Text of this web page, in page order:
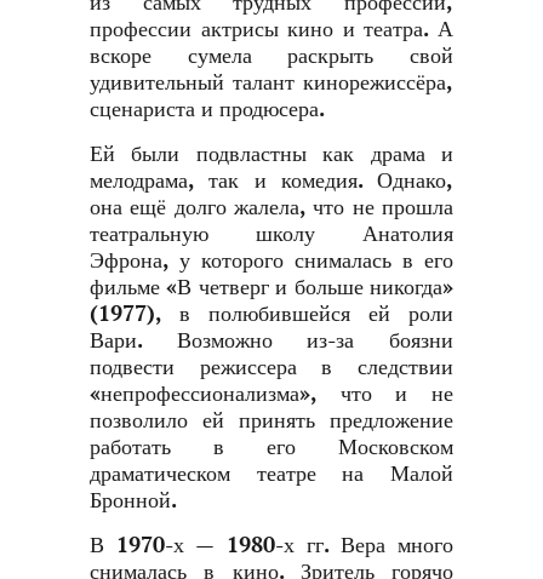
профессии актрисы кино и театра. А
вскоре сумела раскрыть свой
удивительный талант кинорежиссёра,
сценариста и продюсера.
Ей были подвластны как драма и
мелодрама, так и комедия. Однако,
она ещё долго жалела, что не прошла
театральную школу Анатолия
Эфрона, у которого снималась в его
фильме «В четверг и больше никогда»
(1977), в полюбившейся ей роли
Вари. Возможно из-за боязни
подвести режиссера в следствии
«непрофессионализма», что и не
позволило ей принять предложение
работать в его Московском
драматическом театре на Малой
Бронной.
В 1970-х — 1980-х гг. Вера много
снималась в кино. Зритель горячо